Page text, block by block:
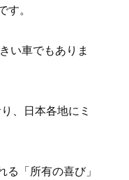
す。
い車でもありま
、日本各地にミ
「所有の喜び」